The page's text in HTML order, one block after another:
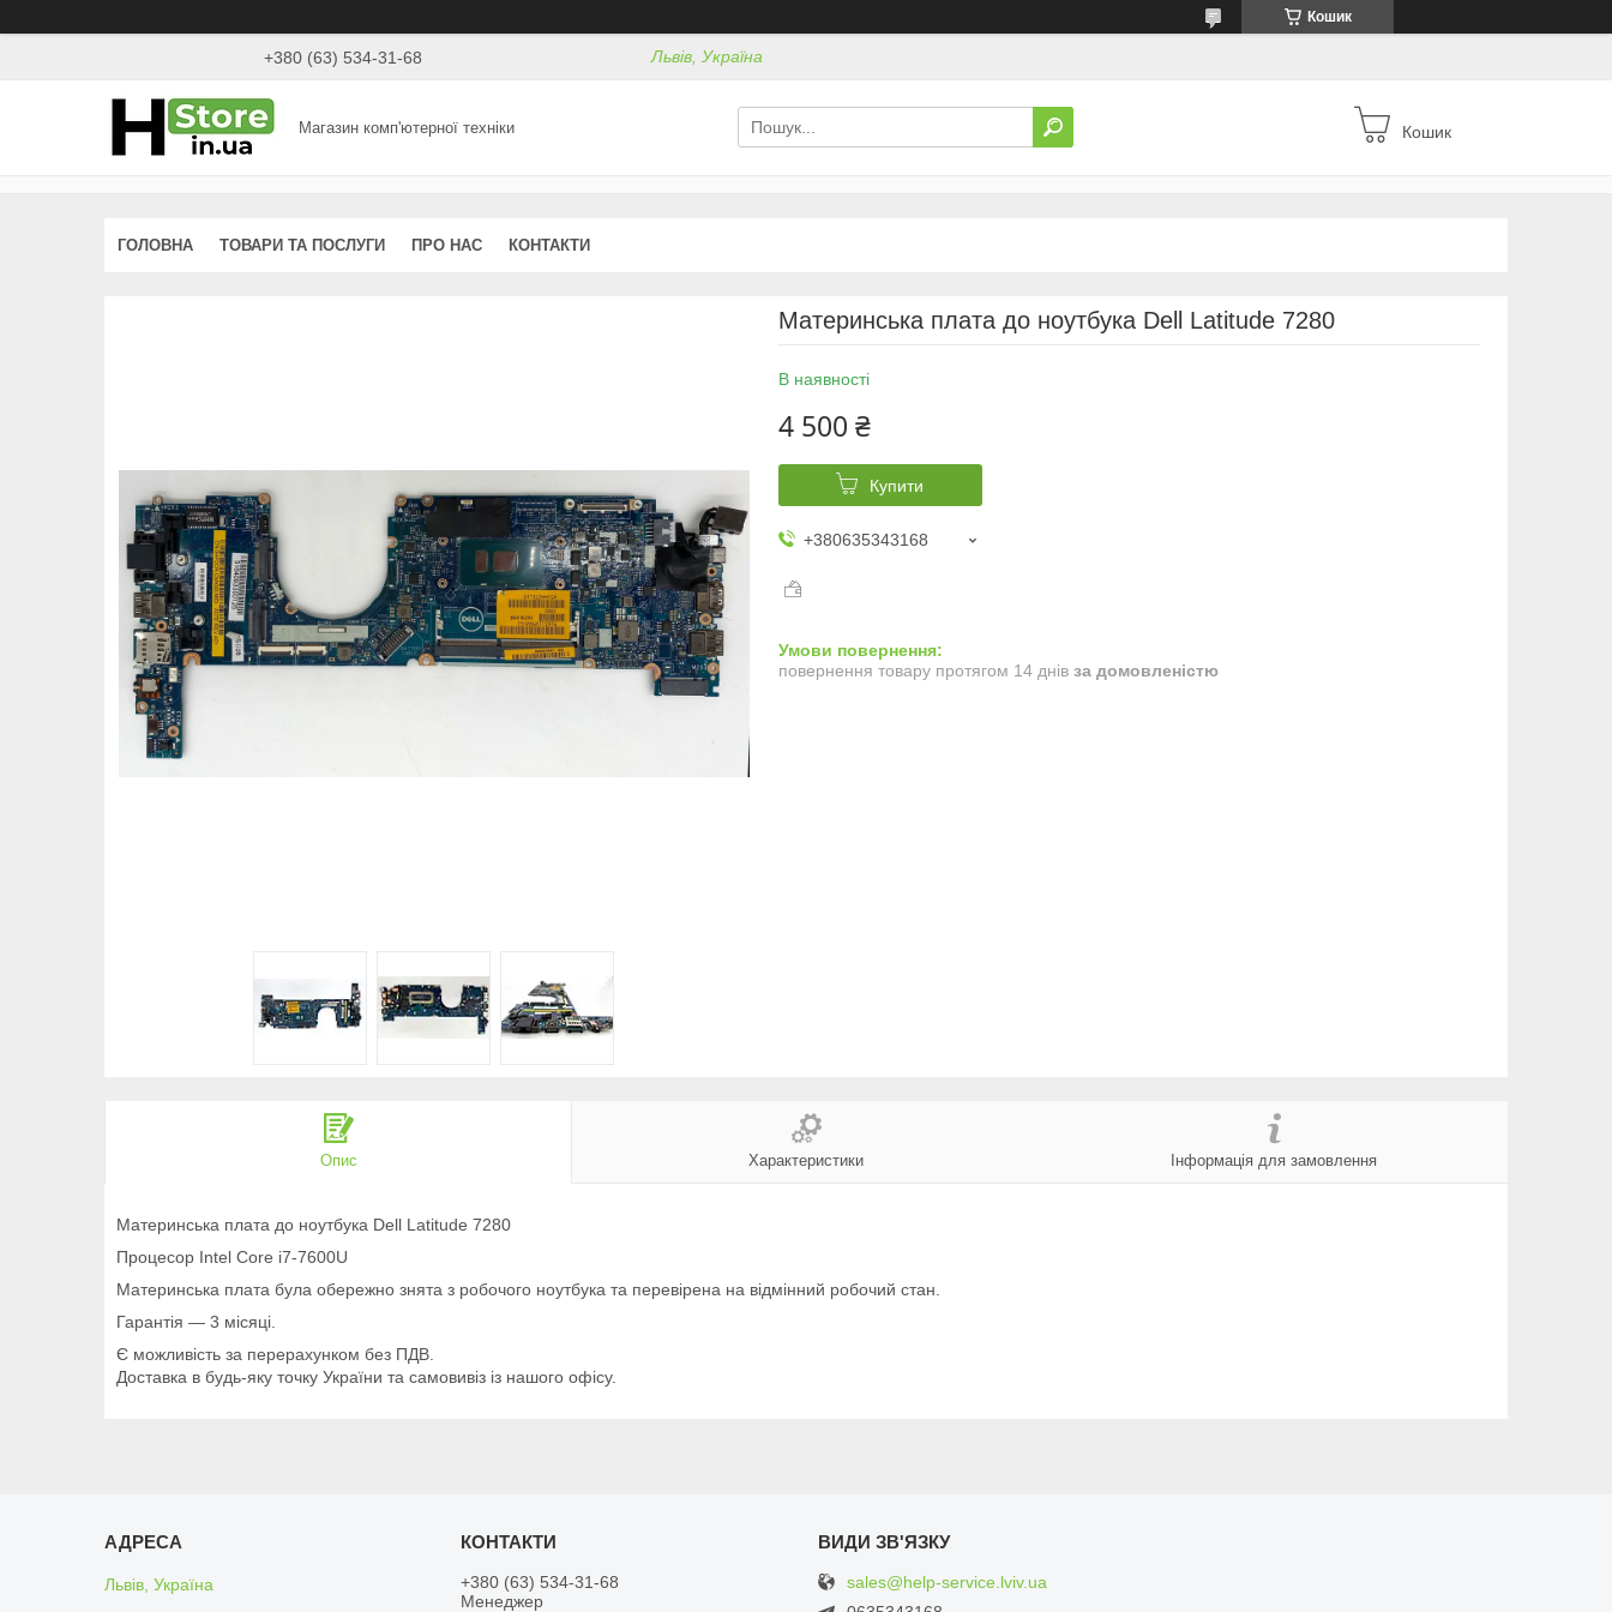
Кошик
+380 (63) 534-31-68 Львів, Україна
Магазин комп'ютерної техніки Кошик
ГОЛОВНА ТОВАРИ ТА ПОСЛУГИ ПРО НАС КОНТАКТИ
Материнська плата до ноутбука Dell Latitude 7280
В наявності
4 500 ₴
Купити
+380635343168
повернення товару протягом 14 днів за домовленістю
Опис Характеристики Інформація для замовлення
Материнська плата до ноутбука Dell Latitude 7280
Процесор Intel Core i7-7600U
Материнська плата була обережно знята з робочого ноутбука та перевірена на відмінний робочий стан.
Гарантія — 3 місяці.
Є можливість за перерахунком без ПДВ.
Доставка в будь-яку точку України та самовивіз із нашого офісу.
Львів, Україна
+380 (63) 534-31-68
Менеджер
sales@help-service.lviv.ua